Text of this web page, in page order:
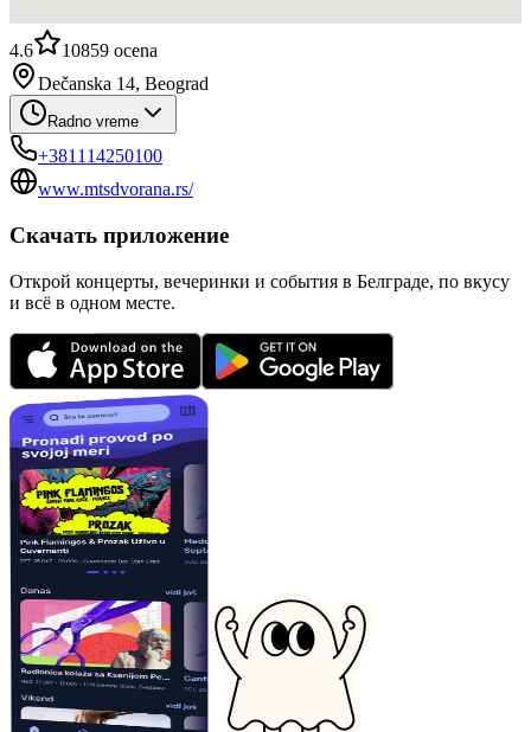
4.6 10859 ocena
Dečanska 14, Beograd
Radno vreme
+381114250100
www.mtsdvorana.rs/
Скачать приложение
Открой концерты, вечеринки и события в Белграде, по вкусу
и всё в одном месте.